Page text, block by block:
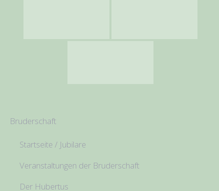
Bruderschaft
Startseite / Jubilare
Veranstaltungen der Bruderschaft
Der Hubertus